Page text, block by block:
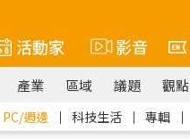
活動家 影音
產業 區域 議題 觀點
PC/週邊 ｜ 科技生活 ｜ 專輯 ｜